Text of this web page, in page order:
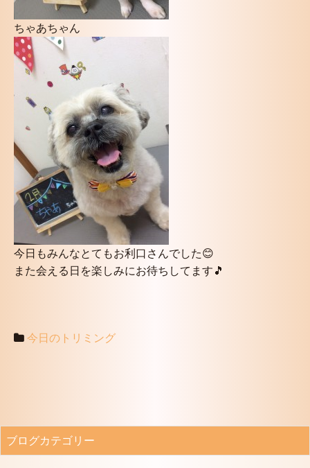
ちゃあちゃん
今日もみんなとてもお利口さんでした😊
また会える日を楽しみにお待ちしてます🎵
今日のトリミング
ブログカテゴリー